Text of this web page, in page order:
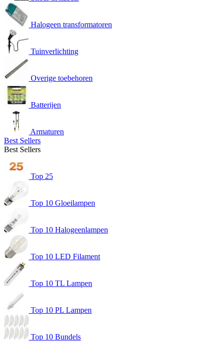
Halogeen transformatoren
Tuinverlichting
Overige toebehoren
Batterijen
Armaturen
Best Sellers
Best Sellers
Top 25
Top 10 Gloeilampen
Top 10 Halogeenlampen
Top 10 LED Filament
Top 10 TL Lampen
Top 10 PL Lampen
Top 10 Bundels